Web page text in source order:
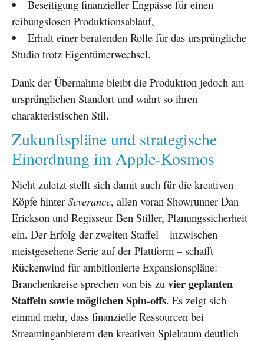
Beseitigung finanzieller Engpässe für einen
reibungslosen Produktionsablauf,
Erhalt einer beratenden Rolle für das ursprüngliche
Studio trotz Eigentümerwechsel.
Dank der Übernahme bleibt die Produktion jedoch am
ursprünglichen Standort und wahrt so ihren
charakteristischen Stil.
Zukunftspläne und strategische
Einordnung im Apple-Kosmos
Nicht zuletzt stellt sich damit auch für die kreativen
Köpfe hinter Severance, allen voran Showrunner Dan
Erickson und Regisseur Ben Stiller, Planungssicherheit
ein. Der Erfolg der zweiten Staffel – inzwischen
meistgesehene Serie auf der Plattform – schafft
Rückenwind für ambitionierte Expansionspläne:
Branchenkreise sprechen von bis zu vier geplanten
Staffeln sowie möglichen Spin-offs. Es zeigt sich
einmal mehr, dass finanzielle Ressourcen bei
Streaminganbietern den kreativen Spielraum deutlich